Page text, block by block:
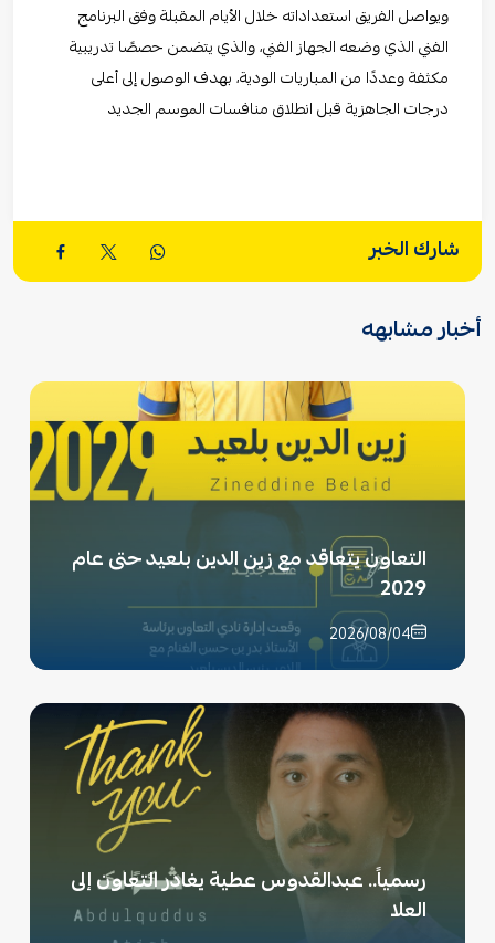
ويواصل الفريق استعداداته خلال الأيام المقبلة وفق البرنامج
الفني الذي وضعه الجهاز الفني، والذي يتضمن حصصًا تدريبية
مكثفة وعددًا من المباريات الودية، بهدف الوصول إلى أعلى
درجات الجاهزية قبل انطلاق منافسات الموسم الجديد
شارك الخبر
أخبار مشابهه
التعاون يتعاقد مع زين الدين بلعيد حتى عام
2029
2026/08/04
رسمياً.. عبدالقدوس عطية يغادر التعاون إلى
العلا